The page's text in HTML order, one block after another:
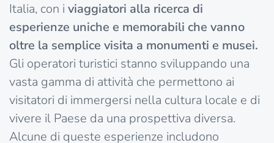
Italia, con i viaggiatori alla ricerca di
esperienze uniche e memorabili che vanno
oltre la semplice visita a monumenti e musei.
Gli operatori turistici stanno sviluppando una
vasta gamma di attività che permettono ai
visitatori di immergersi nella cultura locale e di
vivere il Paese da una prospettiva diversa.
Alcune di queste esperienze includono